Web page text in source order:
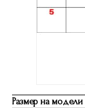
Размер на модели